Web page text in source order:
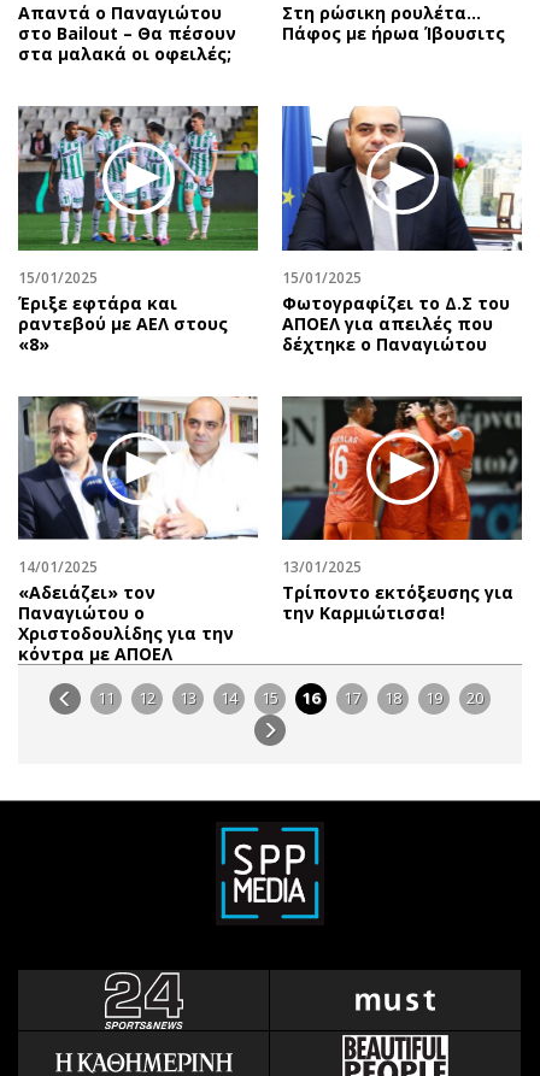
Απαντά ο Παναγιώτου
στο Bailout – Θα πέσουν
στα μαλακά οι οφειλές;
Στη ρώσικη ρουλέτα...
Πάφος με ήρωα Ίβουσιτς
15/01/2025
Έριξε εφτάρα και
ραντεβού με ΑΕΛ στους
«8»
15/01/2025
Φωτογραφίζει το Δ.Σ του
ΑΠΟΕΛ για απειλές που
δέχτηκε ο Παναγιώτου
14/01/2025
«Αδειάζει» τον
Παναγιώτου ο
Χριστοδουλίδης για την
κόντρα με ΑΠΟΕΛ
13/01/2025
Τρίποντο εκτόξευσης για
την Καρμιώτισσα!
11 12 13 14 15 16 17 18 19 20